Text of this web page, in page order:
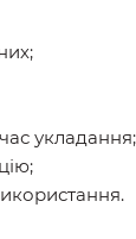
укладання;